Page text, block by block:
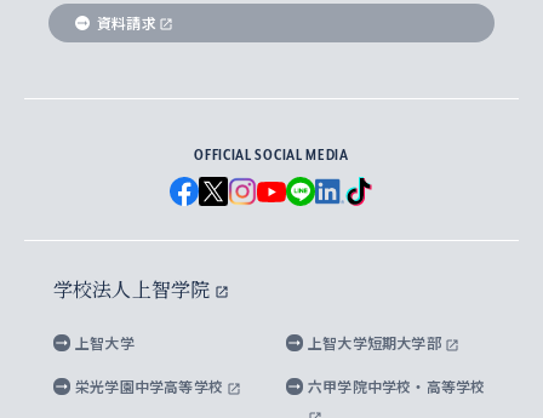
Futures） – 持続可能な未来を考える６学科連携
総合人間科学研究科
経済学研究科
グローバル・スタディーズ研究科
アメリカ・カナダ研究所
メディア・ジャーナリズム研究所
水稀少社会研究センター
先進機械・構造材料イノベーションセンター
企業の採用ご担当者様へのご案内
学費・奨学金
学部入学前に出願する奨学金
国による高等教育の修学支援新制度
大学院生対象の奨学金
海外留学する際の費用と奨学金
ダイバーシティ＆サステナビリティへの取り組み
上智大学のネットワーク
父母・保証人とのネットワーク
学外とのネットワーク
上智大学の出版物
上智大学大学案内・大学院案内
英文広報誌 SOPHIA magazine
上智大学のビジュアル・アイデンティティ
上智大学ビジュアル・アイデンティティ
上智大学校歌 ・上智大学学生歌
上智大学への取材・キャンパスでの撮影について
上智大学の公開情報
上智大学の教育研究活動等の情報公表
キャンパス案内
資料請求
OFFICIAL SOCIAL MEDIA
学校法人上智学院
上智大学 上智大学短期大学部
栄光学園中学高等学校 六甲学院中学校・高等学校